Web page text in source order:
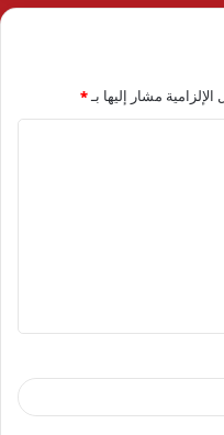
الإلزامية مشار إليها بـ*